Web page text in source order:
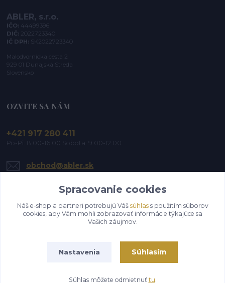
ABLER, s.r.o.
IČO: 44499396
DIČ: 2022723340
IČ DPH: SK2022723340
Malodvornícka cesta 2
929 01 Dunajská Streda
Slovensko
OZVITE SA NÁM
+421 917 280 411
Po-Pi: 8:00-16:00 Sobota: 9:00-12:00
obchod@abler.sk
Upraviť zber cookies.
Spracovanie cookies
Náš e-shop a partneri potrebujú Váš súhlass použitím súborov
cookies, aby Vám mohli zobrazovať informácie týkajúce sa
Vašich záujmov.
Nastavenia Súhlasím
Súhlas môžete odmietnuť tu